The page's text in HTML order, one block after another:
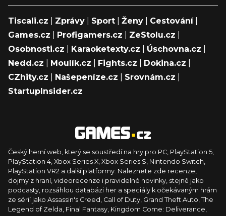
Tiscali.cz Zprávy Sport Ženy Cestování|
Games.cz
Profigamers.cz ZeStolu.cz
Osobnosti.cz
Karaoketexty.cz Úschovna.cz
Nedd.cz
Moulík.cz Fights.cz Dokina.cz
CZhity.cz
Našepeníze.cz Srovnám.cz
StartupInsider.cz
Český herní web, který se soustředí na hry pro PC, PlayStation 5,
PlayStation 4, Xbox Series X, Xbox Series S, Nintendo Switch,
PlayStation VR2 a další platformy. Naleznete zde recenze,
dojmy z hraní, videorecenze i pravidelné novinky, stejně jako
podcasty, rozsáhlou databázi her a speciály k očekávaným hrám
ze sérií jako Assassin's Creed, Call of Duty, Grand Theft Auto, The
Legend of Zelda, Final Fantasy, Kingdom Come: Deliverance,